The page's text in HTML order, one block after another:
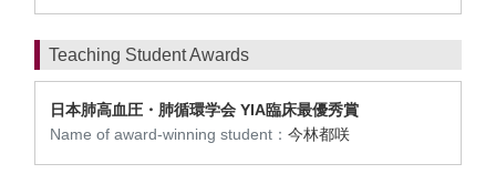
Teaching Student Awards
日本肺高血圧・肺循環学会 YIA臨床最優秀賞
Name of award-winning student： 今林都咲